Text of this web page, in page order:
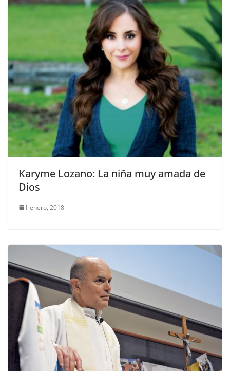
Karyme Lozano: La niña muy amada de
Dios
1 enero, 2018